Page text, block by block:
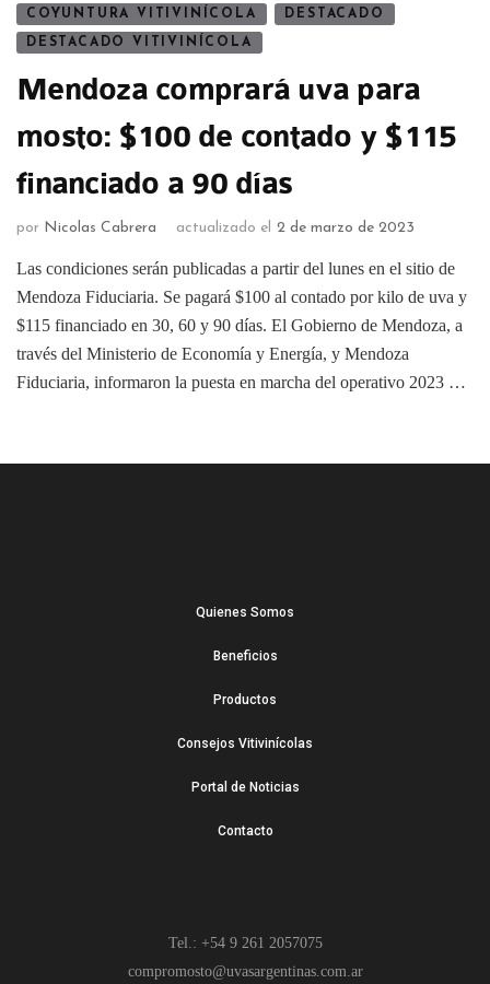
COYUNTURA VITIVINÍCOLA DESTACADO
DESTACADO VITIVINÍCOLA
Mendoza comprará uva para
mosto: $100 de contado y $115
financiado a 90 días
por Nicolas Cabrera actualizado el 2 de marzo de 2023
Las condiciones serán publicadas a partir del lunes en el sitio de
Mendoza Fiduciaria. Se pagará $100 al contado por kilo de uva y
$115 financiado en 30, 60 y 90 días. El Gobierno de Mendoza, a
través del Ministerio de Economía y Energía, y Mendoza
Fiduciaria, informaron la puesta en marcha del operativo 2023 …
Quienes Somos
Beneficios
Productos
Consejos Vitivinícolas
Portal de Noticias
Contacto
Tel.: +54 9 261 2057075
compromosto@uvasargentinas.com.ar